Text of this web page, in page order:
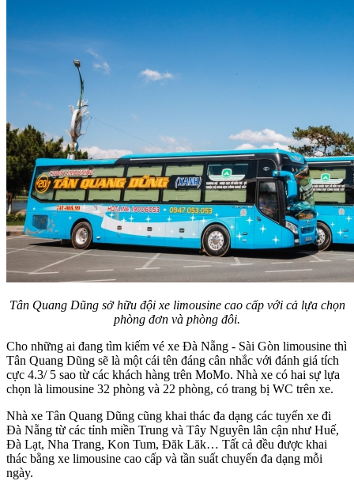
Tân Quang Dũng sở hữu đội xe limousine cao cấp với cả lựa chọn
phòng đơn và phòng đôi.
Cho những ai đang tìm kiếm vé xe Đà Nẵng - Sài Gòn limousine thì
Tân Quang Dũng sẽ là một cái tên đáng cân nhắc với đánh giá tích
cực 4.3/ 5 sao từ các khách hàng trên MoMo. Nhà xe có hai sự lựa
chọn là limousine 32 phòng và 22 phòng, có trang bị WC trên xe.
Nhà xe Tân Quang Dũng cũng khai thác đa dạng các tuyến xe đi
Đà Nẵng từ các tỉnh miền Trung và Tây Nguyên lân cận như Huế,
Đà Lạt, Nha Trang, Kon Tum, Đăk Lăk… Tất cả đều được khai
thác bằng xe limousine cao cấp và tần suất chuyến đa dạng mỗi
ngày.